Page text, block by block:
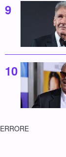
ERRORE